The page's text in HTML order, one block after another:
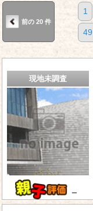
前の 20 件
1
49
現地未調査
－